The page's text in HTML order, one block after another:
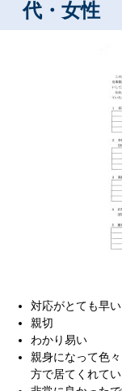
代・女性
対応がとても早い
親切
わかり易い
親身になって色
方で居てくれて